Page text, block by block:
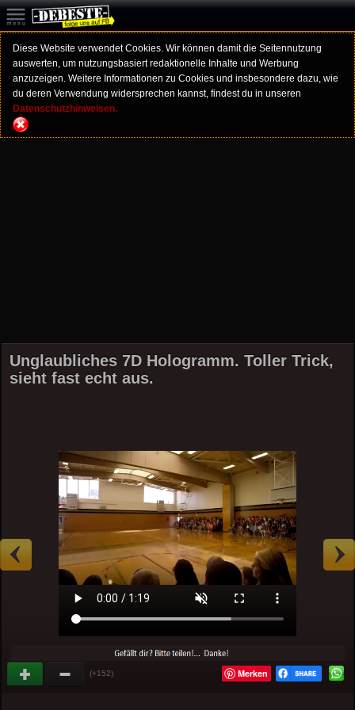
Diese Website verwendet Cookies. Wir können damit die Seitennutzung
auswerten, um nutzungsbasiert redaktionelle Inhalte und Werbung
anzuzeigen. Weitere Informationen zu Cookies und insbesondere dazu, wie
du deren Verwendung widersprechen kannst, findest du in unseren
Datenschutzhinweisen.
Unglaubliches 7D Hologramm. Toller Trick,
sieht fast echt aus.
(+152) Merken